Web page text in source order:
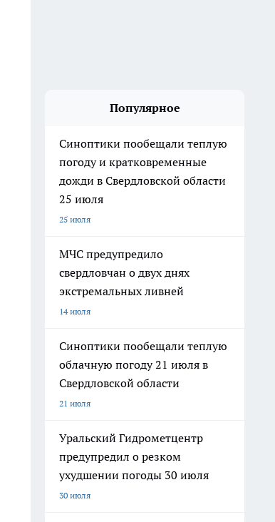
Популярное
Синоптики пообещали теплую
погоду и кратковременные
дожди в Свердловской области
25 июля
25 июля
МЧС предупредило
свердловчан о двух днях
экстремальных ливней
14 июля
Синоптики пообещали теплую
облачную погоду 21 июля в
Свердловской области
21 июля
Уральский Гидрометцентр
предупредил о резком
ухудшении погоды 30 июля
30 июля